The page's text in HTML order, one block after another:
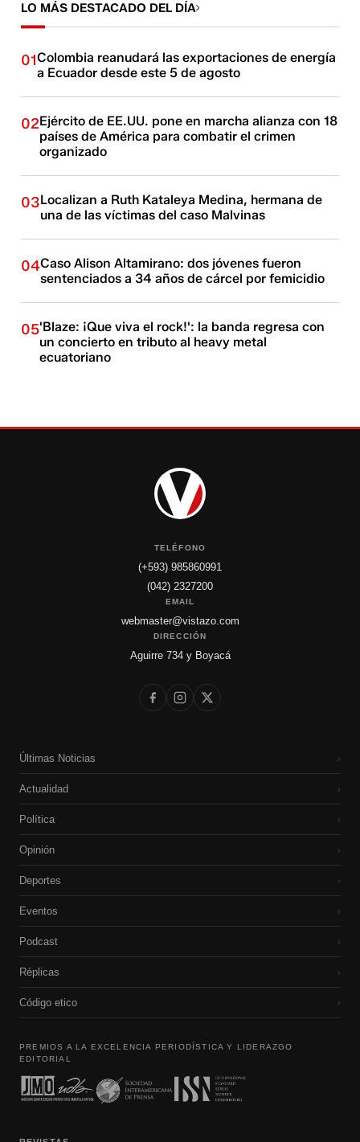
LO MÁS DESTACADO DEL DÍA
01Colombia reanudará las exportaciones de energía
a Ecuador desde este 5 de agosto
02Ejército de EE.UU. pone en marcha alianza con 18
países de América para combatir el crimen
organizado
03Localizan a Ruth Kataleya Medina, hermana de
una de las víctimas del caso Malvinas
04Caso Alison Altamirano: dos jóvenes fueron
sentenciados a 34 años de cárcel por femicidio
05'Blaze: ¡Que viva el rock!': la banda regresa con
un concierto en tributo al heavy metal
ecuatoriano
TELÉFONO
(+593) 985860991
(042) 2327200
EMAIL
webmaster@vistazo.com
DIRECCIÓN
Aguirre 734 y Boyacá
Últimas Noticias ›
Actualidad ›
Política ›
Opinión ›
Deportes ›
Eventos ›
Podcast ›
Réplicas ›
Código etico ›
PREMIOS A LA EXCELENCIA PERIODÍSTICA Y LIDERAZGO
EDITORIAL